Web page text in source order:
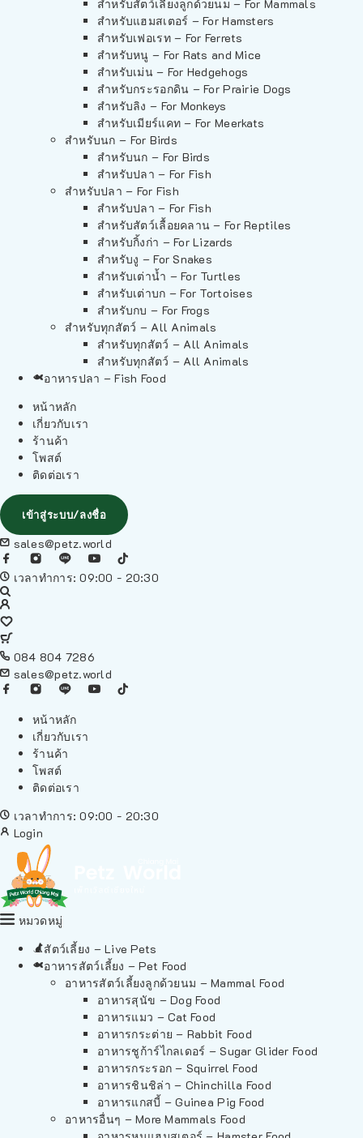
สำหรับสัตว์เลี้ยงลูกด้วยนม – For Mammals
สำหรับแฮมสเตอร์ – For Hamsters
สำหรับเฟอเรท – For Ferrets
สำหรับหนู – For Rats and Mice
สำหรับเม่น – For Hedgehogs
สำหรับกระรอกดิน – For Prairie Dogs
สำหรับลิง – For Monkeys
สำหรับเมียร์แคท – For Meerkats
สำหรับนก – For Birds
สำหรับนก – For Birds
สำหรับปลา – For Fish
สำหรับปลา – For Fish
สำหรับปลา – For Fish
สำหรับสัตว์เลื้อยคลาน – For Reptiles
สำหรับกิ้งก่า – For Lizards
สำหรับงู – For Snakes
สำหรับเต่าน้ำ – For Turtles
สำหรับเต่าบก – For Tortoises
สำหรับกบ – For Frogs
สำหรับทุกสัตว์ – All Animals
สำหรับทุกสัตว์ – All Animals
สำหรับทุกสัตว์ – All Animals
อาหารปลา – Fish Food
หน้าหลัก
เกี่ยวกับเรา
ร้านค้า
โพสต์
ติดต่อเรา
เข้าสู่ระบบ/ลงชื่อ
sales@petz.world
เวลาทำการ: 09:00 - 20:30
084 804 7286
sales@petz.world
หน้าหลัก
เกี่ยวกับเรา
ร้านค้า
โพสต์
ติดต่อเรา
เวลาทำการ: 09:00 - 20:30
Login
หมวดหมู่
สัตว์เลี้ยง – Live Pets
อาหารสัตว์เลี้ยง – Pet Food
อาหารสัตว์เลี้ยงลูกด้วยนม – Mammal Food
อาหารสุนัข – Dog Food
อาหารแมว – Cat Food
อาหารกระต่าย – Rabbit Food
อาหารชูก้าร์ไกลเดอร์ – Sugar Glider Food
อาหารกระรอก – Squirrel Food
อาหารชินชิล่า – Chinchilla Food
อาหารแกสบี้ – Guinea Pig Food
อาหารอื่นๆ – More Mammals Food